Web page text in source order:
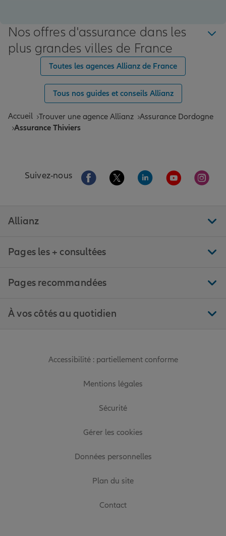
Nos offres d'assurance dans les
plus grandes villes de France
Toutes les agences Allianz de France
Tous nos guides et conseils Allianz
Accueil Trouver une agence Allianz Assurance Dordogne
Assurance Thiviers
Suivez-nous Aller sur la page Facebook de Allianz
Aller sur la page Twitter de
Aller sur la page
Aller sur la
Aller
Allianz
Pages les + consultées
Pages recommandées
À vos côtés au quotidien
Accessibilité : partiellement conforme
Mentions légales
Sécurité
Gérer les cookies
Données personnelles
Plan du site
Contact